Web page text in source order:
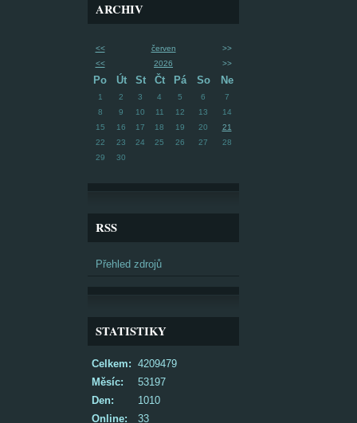
ARCHIV
<< červen
>>
<<
2026 >>
Po Út St Čt Pá So Ne
1 2 3 4 5 6
7
8
9 10 11 12 13
14
15
16 17 18 19 20
21
22
23 24 25 26 27
28
29
30
RSS
Přehled zdrojů
STATISTIKY
Online: 33
Celkem: 4209479
Měsíc:
53197
Den:
1010